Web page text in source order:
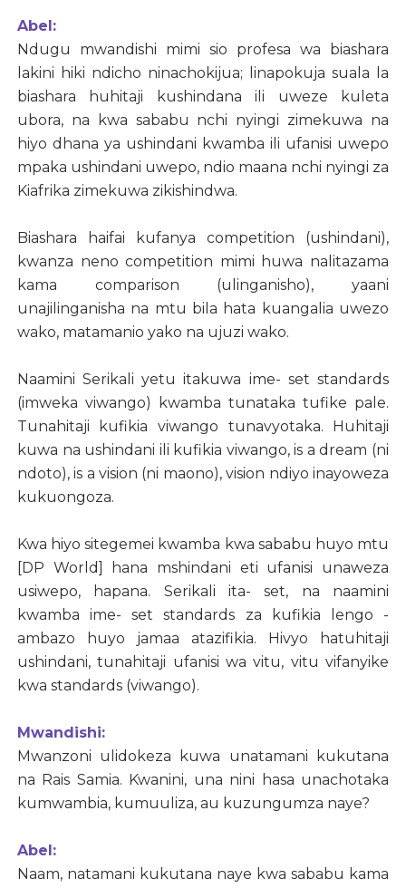
Abel:
Ndugu mwandishi mimi sio profesa wa biashara
lakini hiki ndicho ninachokijua; linapokuja suala la
biashara huhitaji kushindana ili uweze kuleta
ubora, na kwa sababu nchi nyingi zimekuwa na
hiyo dhana ya ushindani kwamba ili ufanisi uwepo
mpaka ushindani uwepo, ndio maana nchi nyingi za
Kiafrika zimekuwa zikishindwa.
Biashara haifai kufanya competition (ushindani),
kwanza neno competition mimi huwa nalitazama
kama comparison (ulinganisho), yaani
unajilinganisha na mtu bila hata kuangalia uwezo
wako, matamanio yako na ujuzi wako.
Naamini Serikali yetu itakuwa ime- set standards
(imweka viwango) kwamba tunataka tufike pale.
Tunahitaji kufikia viwango tunavyotaka. Huhitaji
kuwa na ushindani ili kufikia viwango, is a dream (ni
ndoto), is a vision (ni maono), vision ndiyo inayoweza
kukuongoza.
Kwa hiyo sitegemei kwamba kwa sababu huyo mtu
[DP World] hana mshindani eti ufanisi unaweza
usiwepo, hapana. Serikali ita- set, na naamini
kwamba ime- set standards za kufikia lengo -
ambazo huyo jamaa atazifikia. Hivyo hatuhitaji
ushindani, tunahitaji ufanisi wa vitu, vitu vifanyike
kwa standards (viwango).
Mwandishi:
Mwanzoni ulidokeza kuwa unatamani kukutana
na Rais Samia. Kwanini, una nini hasa unachotaka
kumwambia, kumuuliza, au kuzungumza naye?
Abel:
Naam, natamani kukutana naye kwa sababu kama